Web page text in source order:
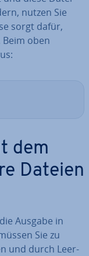
nutzen Sie
sorgt dafür,
oben
dem
Dateien
Ausgabe in
Sie zu
und durch Leer­